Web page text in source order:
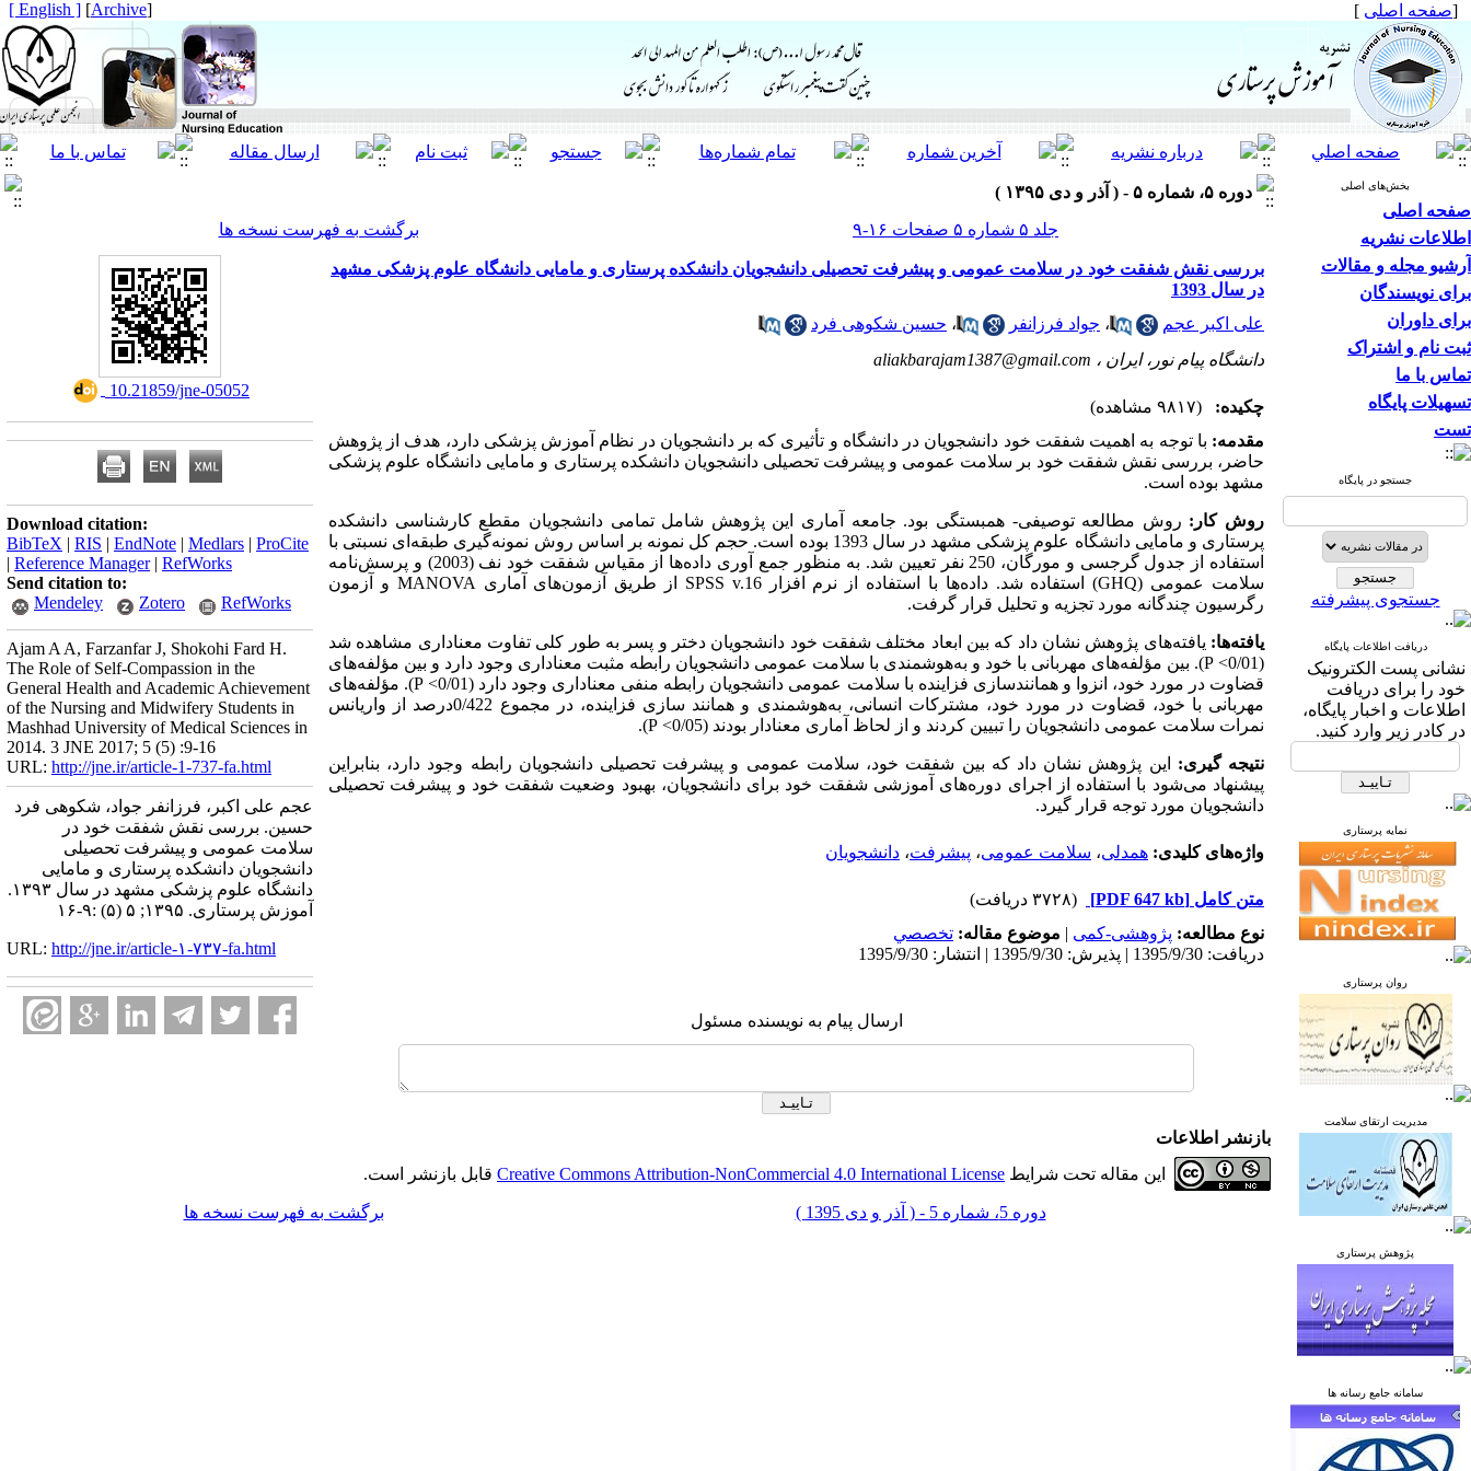
[صفحه اصلی ]
[
Archive
]
[ English ]
بخش‌های اصلی
صفحه اصلی
اطلاعات نشریه
آرشیو مجله و مقالات
برای نویسندگان
برای داوران
ثبت نام و اشتراک
تماس با ما
تسهیلات پایگاه
تست
جستجو در پایگاه
جستجوی پیشرفته
دریافت اطلاعات پایگاه
نشانی پست الکترونیک
خود را برای دریافت
اطلاعات و اخبار پایگاه،
در کادر زیر وارد کنید.
نمایه پرستاری
روان پرستاری
مدیریت ارتقای سلامت
پژوهش پرستاری
سامانه جامع رسانه ها
دوره ۵، شماره ۵ - ( آذر و دی ۱۳۹۵ )
جلد ۵ شماره ۵ صفحات ۱۶-۹
برگشت به فهرست نسخه ها
بررسی نقش شفقت خود در سلامت عمومی و پیشرفت تحصیلی دانشجویان دانشکده پرستاری و مامایی دانشگاه علوم پزشکی مشهد
در سال 1393
علی اکبر عجم
، جواد فرزانفر ، حسین شکوهی فرد
دانشگاه پیام نور، ایران ، aliakbarajam1387@gmail.com
چکیده:
(۹۸۱۷ مشاهده)
مقدمه: با توجه به اهمیت شفقت خود دانشجویان در دانشگاه و تأثیری که بر دانشجویان در نظام آموزش پزشکی دارد، هدف از پژوهش
حاضر، بررسی نقش شفقت خود بر سلامت عمومی و پیشرفت تحصیلی دانشجویان دانشکده پرستاری و مامایی دانشگاه علوم پزشکی
مشهد بوده است.
روش کار: روش مطالعه توصیفی- همبستگی بود. جامعه آماری این پژوهش شامل تمامی دانشجویان مقطع کارشناسی دانشکده
پرستاری و مامایی دانشگاه علوم پزشکی مشهد در سال 1393 بوده است. حجم کل نمونه بر اساس روش نمونه‌گیری طبقه‌ای نسبتی با
استفاده از جدول گرجسی و مورگان، 250 نفر تعیین شد. به منظور جمع آوری داده‌ها از مقیاس شفقت خود نف (2003) و پرسش‌نامه
سلامت عمومی (GHQ) استفاده شد. داده‌ها با استفاده از نرم افزارSPSS v.16 از طریق آزمون‌های آماری MANOVA و آزمون
رگرسیون چندگانه مورد تجزیه و تحلیل قرار گرفت.
یافته‌ها: یافته‌های پژوهش نشان داد که بین ابعاد مختلف شفقت خود دانشجویان دختر و پسر به طور کلی تفاوت معناداری مشاهده شد
(0/01>
P). بین مؤلفه‌های مهربانی با خود و به‌هوشمندی با سلامت عمومی دانشجویان رابطه مثبت معناداری وجود دارد و بین مؤلفه‌های
قضاوت در مورد خود، انزوا و همانندسازی فزاینده با سلامت عمومی دانشجویان رابطه منفی معناداری وجود دارد (0/01>
P). مؤلفه‌های
مهربانی با خود، قضاوت در مورد خود، مشترکات انسانی، به‌هوشمندی و همانند سازی فزاینده، در مجموع 0/422درصد از واریانس
نمرات سلامت عمومی دانشجویان را تبیین کردند و از لحاظ آماری معنادار بودند (0/05>
P
).
نتیجه گیری: این پژوهش نشان داد که بین شفقت خود، سلامت عمومی و پیشرفت تحصیلی دانشجویان رابطه وجود دارد، بنابراین
پیشنهاد می‌شود با استفاده از اجرای دوره‌های آموزشی شفقت خود برای دانشجویان، بهبود وضعیت شفقت خود و پیشرفت تحصیلی
دانشجویان مورد توجه قرار گیرد.
واژه‌های کلیدی: همدلی، سلامت عمومی، پیشرفت، دانشجویان
متن کامل [PDF 647 kb]
(۳۷۲۸ دریافت)
نوع مطالعه: پژوهشی-کمی | موضوع مقاله: تخصصي
دریافت: 1395/9/30 | پذیرش: 1395/9/30 | انتشار: 1395/9/30
ارسال پیام به نویسنده مسئول
‎ 10.21859/jne-05052
Download citation:
BibTeX | RIS | EndNote | Medlars | ProCite
| Reference Manager| RefWorks
Send citation to:
Mendeley
Zotero RefWorks
Ajam A A, Farzanfar J, Shokohi Fard H.
The Role of Self-Compassion in the
General Health and Academic Achievement
of the Nursing and Midwifery Students in
Mashhad University of Medical Sciences in
2014. 3 JNE 2017; 5 (5) :9-16
URL: http://jne.ir/article-1-737-fa.html
عجم علی اکبر، فرزانفر جواد، شکوهی فرد
حسین. بررسی نقش شفقت خود در
سلامت عمومی و پیشرفت تحصیلی
دانشجویان دانشکده پرستاری و مامایی
دانشگاه علوم پزشکی مشهد در سال ۱۳۹۳.
آموزش پرستاری. ۱۳۹۵; ۵ (۵) :۹-۱۶
URL: http://jne.ir/article-۱-۷۳۷-fa.html
بازنشر اطلاعات
این مقاله تحت شرایط Creative Commons Attribution-NonCommercial 4.0 International License قابل بازنشر است.
دوره 5، شماره 5 - ( آذر و دی 1395 ) برگشت به فهرست نسخه ها